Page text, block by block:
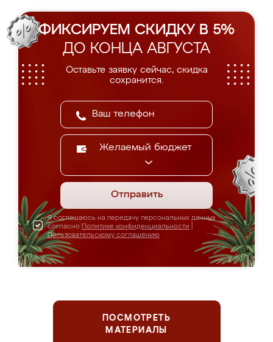
ФИКСИРУЕМ СКИДКУ В 5%
ДО КОНЦА АВГУСТА
Оставьте заявку сейчас, скидка
сохранится.
Желаемый бюджет
Отправить
Я соглашаюсь на передачу персональных данных
согласно Политике конфиденциальности
Пользовательскому соглашению
ПОСМОТРЕТЬ
МАТЕРИАЛЫ